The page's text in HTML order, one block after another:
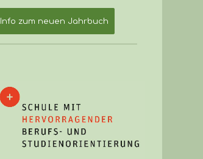
Info zum neuen Jahrbuch